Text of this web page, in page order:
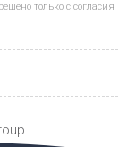
только с согласия